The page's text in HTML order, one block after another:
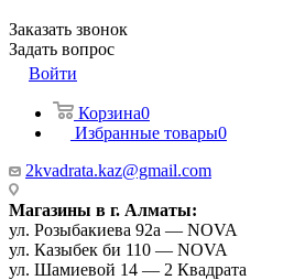
Заказать звонок
Задать вопрос
Войти
Корзина0
Избранные товары0
2kvadrata.kaz@gmail.com
Магазины в г. Алматы:
ул. Розыбакиева 92а — NOVA
ул. Казыбек би 110 — NOVA
ул. Шамиевой 14 — 2 Квадрата